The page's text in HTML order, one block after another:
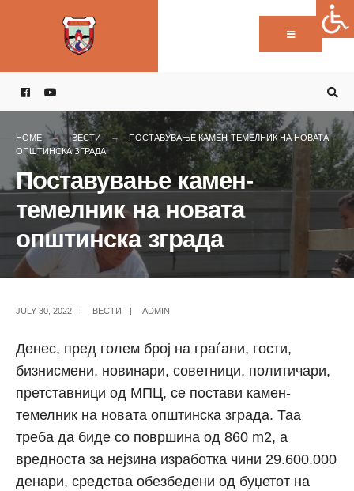
HOME ВЕСТИ
ПОСТАВУВАЊЕ КАМЕН-ТЕМЕЛНИК НА НОВАТА
ОПШТИНСКА ЗГРАДА
Поставување камен-
темелник на новата
општинска зграда
JULY 30, 2022 ВЕСТИ ADMIN
Денес, пред голем број на граѓани, гости,
бизнисмени, новинари, советници, политичари,
претставници од МПЦ, се постави камен-
темелник на новата општинска зграда. Таа
треба да биде со површина од 860 m2, а
вредноста за нејзина изработка чини 29.600.000
денари, средства обезбедени од буџетот на